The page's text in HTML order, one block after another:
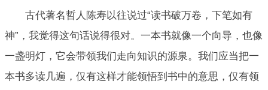
古代著名哲人陈寿以往说过“读书破万卷，下笔如有
神”，我觉得这句话说得很对。一本书就像一个向导，也像
一盏明灯，它会带领我们走向知识的源泉。我们应当把一
本书多读几遍，仅有这样才能领悟到书中的意思，仅有领